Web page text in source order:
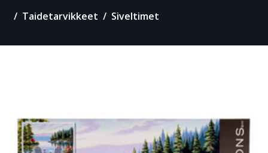
Taidetarvikkeet Siveltimet